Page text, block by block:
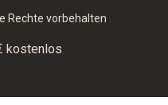
Rechte vorbehalten
kostenlos